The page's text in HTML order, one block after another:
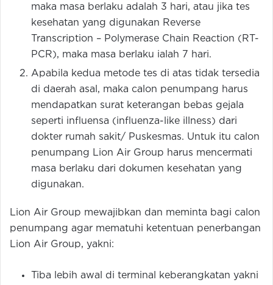
maka masa berlaku adalah 3 hari, atau jika tes
kesehatan yang digunakan Reverse
Transcription – Polymerase Chain Reaction (RT-
PCR), maka masa berlaku ialah 7 hari.
Apabila kedua metode tes di atas tidak tersedia
di daerah asal, maka calon penumpang harus
mendapatkan surat keterangan bebas gejala
seperti influensa (influenza-like illness) dari
dokter rumah sakit/ Puskesmas. Untuk itu calon
penumpang Lion Air Group harus mencermati
masa berlaku dari dokumen kesehatan yang
digunakan.
Lion Air Group mewajibkan dan meminta bagi calon
penumpang agar mematuhi ketentuan penerbangan
Lion Air Group, yakni:
Tiba lebih awal di terminal keberangkatan yakni